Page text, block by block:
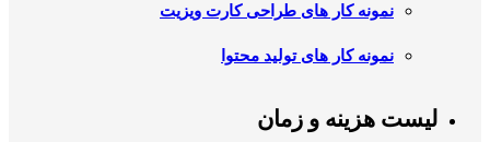
نمونه کار های طراحی کارت ویزیت
نمونه کار های تولید محتوا
لیست هزینه و زمان